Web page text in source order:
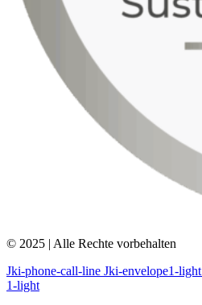
© 2025 | Alle Rechte vorbehalten
Jki-phone-call-line Jki-envelope1-light
1-light